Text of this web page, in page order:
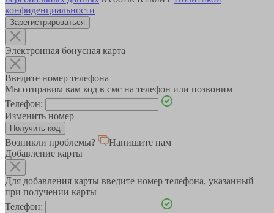
конфиденциальности
Зарегистрироваться
Электронная бонусная карта
Введите номер телефона
Мы отправим вам код в смс на телефон или позвоним
Телефон:
Изменить номер
Возникли проблемы?
Напишите нам
Добавление карты
Для добавления карты введите номер телефона, указанный
при получении карты
Телефон: